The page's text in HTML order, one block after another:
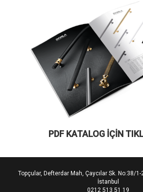
PDF KATALOG İÇİN
Topçular, Defterdar Mah, Çaycılar Sk. No:38/
İstanbul
0212 513 51 19